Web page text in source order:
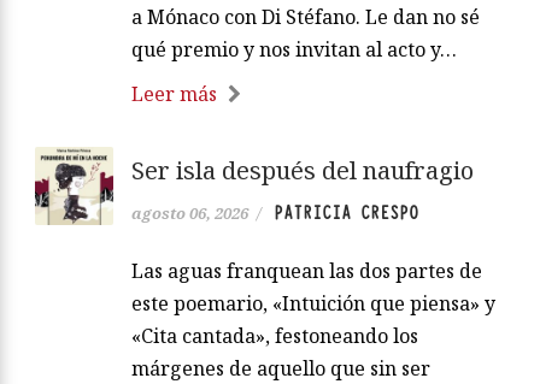
a Mónaco con Di Stéfano. Le dan no sé
qué premio y nos invitan al acto y…
Leer más
Ser isla después del naufragio
agosto 06, 2026 / PATRICIA CRESPO
Las aguas franquean las dos partes de
este poemario, «Intuición que piensa» y
«Cita cantada», festoneando los
márgenes de aquello que sin ser